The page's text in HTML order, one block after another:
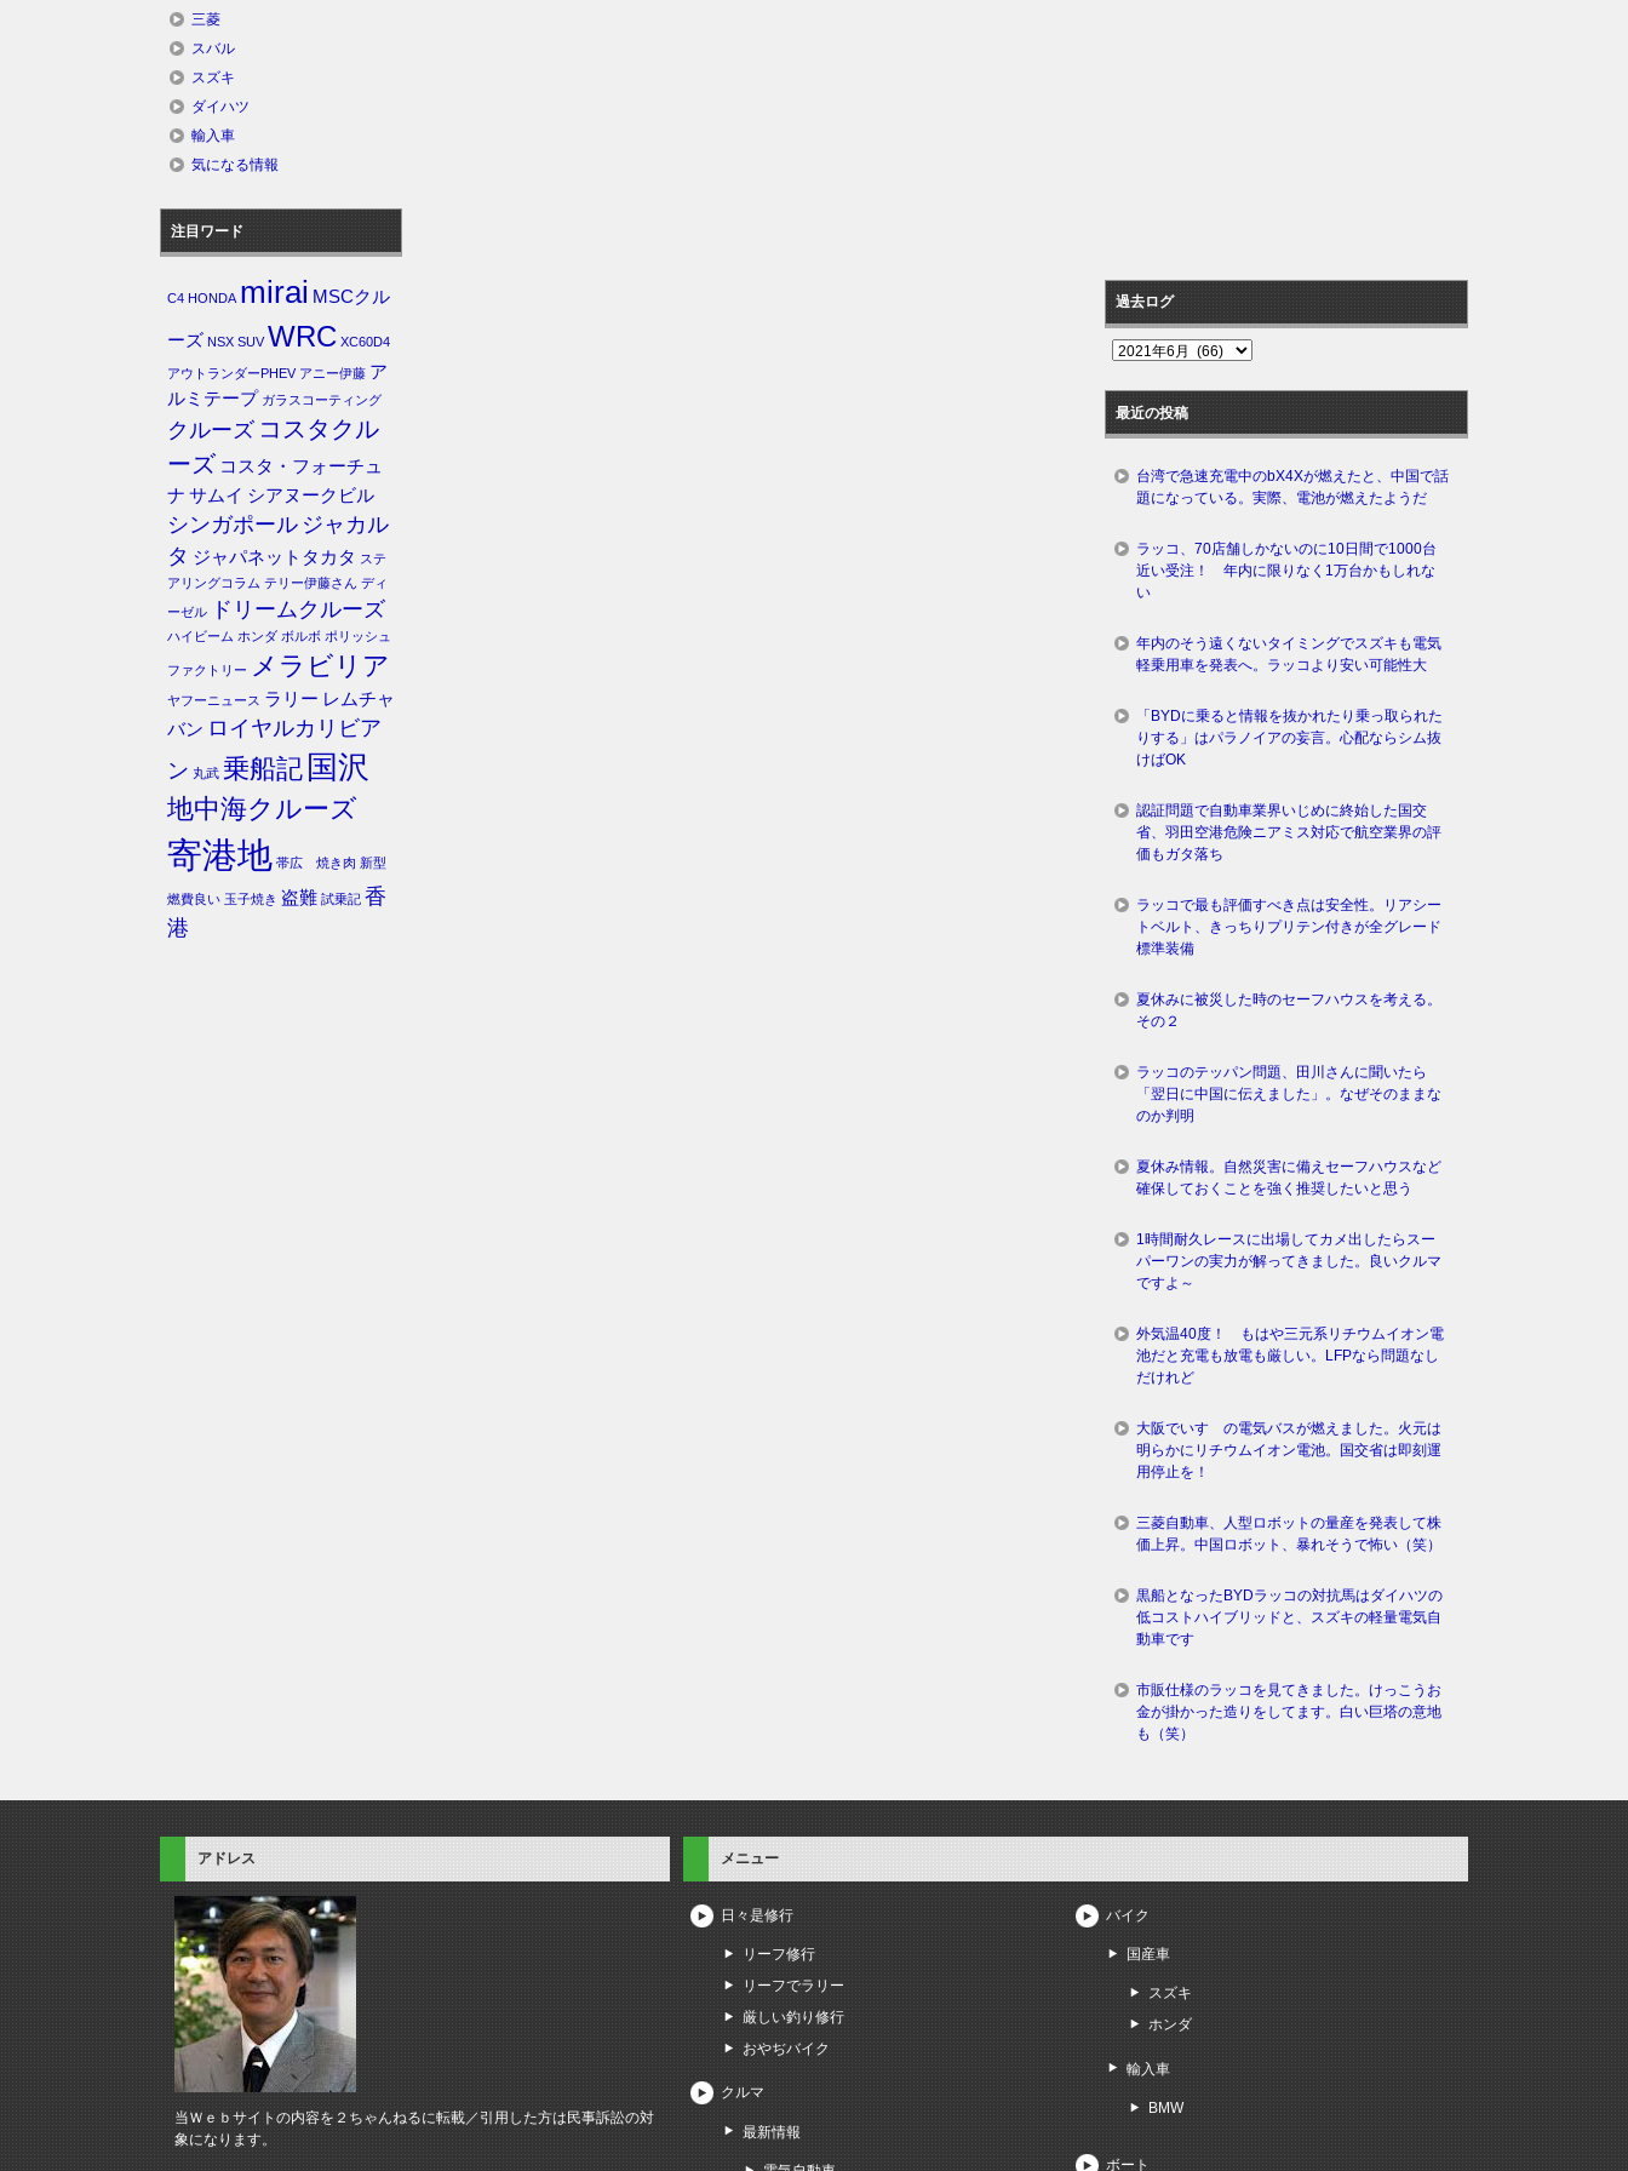
三菱
スバル
スズキ
ダイハツ
輸入車
気になる情報
注目ワード
C4 HONDA mirai MSCクル
ーズ NSX SUV WRC XC60D4
アウトランダーPHEV アニー伊藤 ア
ルミテープ ガラスコーティング
クルーズ コスタクル
ーズ コスタ・フォーチュ
ナ サムイ シアヌークビル
シンガポール ジャカル
タ ジャパネットタカタ ステ
アリングコラム テリー伊藤さん ディ
ーゼル
ドリームクルーズ
ハイビーム ホンダ ボルボ ポリッシュ
ファクトリー メラビリア
ヤフーニュース ラリー レムチャ
バン ロイヤルカリビア
ン 丸武 乗船記 国沢
地中海クルーズ
寄港地 帯広 焼き肉 新型
燃費良い 玉子焼き 盗難 試乗記 香
港
過去ログ
過
ロ
グ
最近の投稿
台湾で急速充電中のbX4Xが燃えたと、中国で話
題になっている。実際、電池が燃えたようだ
ラッコ、70店舗しかないのに10日間で1000台
近い受注！ 年内に限りなく1万台かもしれな
い
年内のそう遠くないタイミングでスズキも電気
軽乗用車を発表へ。ラッコより安い可能性大
「BYDに乗ると情報を抜かれたり乗っ取られた
りする」はパラノイアの妄言。心配ならシム抜
けばOK
認証問題で自動車業界いじめに終始した国交
省、羽田空港危険ニアミス対応で航空業界の評
価もガタ落ち
ラッコで最も評価すべき点は安全性。リアシー
トベルト、きっちりプリテン付きが全グレード
標準装備
夏休みに被災した時のセーフハウスを考える。
その２
ラッコのテッパン問題、田川さんに聞いたら
「翌日に中国に伝えました」。なぜそのままな
のか判明
夏休み情報。自然災害に備えセーフハウスなど
確保しておくことを強く推奨したいと思う
1時間耐久レースに出場してカメ出したらスー
パーワンの実力が解ってきました。良いクルマ
ですよ～
外気温40度！ もはや三元系リチウムイオン電
池だと充電も放電も厳しい。LFPなら問題なし
だけれど
大阪でいすゞの電気バスが燃えました。火元は
明らかにリチウムイオン電池。国交省は即刻運
用停止を！
三菱自動車、人型ロボットの量産を発表して株
価上昇。中国ロボット、暴れそうで怖い（笑）
黒船となったBYDラッコの対抗馬はダイハツの
低コストハイブリッドと、スズキの軽量電気自
動車です
市販仕様のラッコを見てきました。けっこうお
金が掛かった造りをしてます。白い巨塔の意地
も（笑）
アドレス
当Ｗｅｂサイトの内容を２ちゃんねるに転載／引用した方は民事訴訟の対
象になります。
メニュー
日々是修行
リーフ修行
リーフでラリー
厳しい釣り修行
おやぢバイク
クルマ
最新情報
バイク
国産車
スズキ
ホンダ
輸入車
BMW
ボート